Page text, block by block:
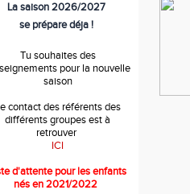
La saison 2026/2027
se prépare déja !
Tu souhaites des
pour la nouvelle
saison
contact des référents des
différents groupes est à
retrouver
ICI
d'attente pour les enfants
nés en 2021/2022